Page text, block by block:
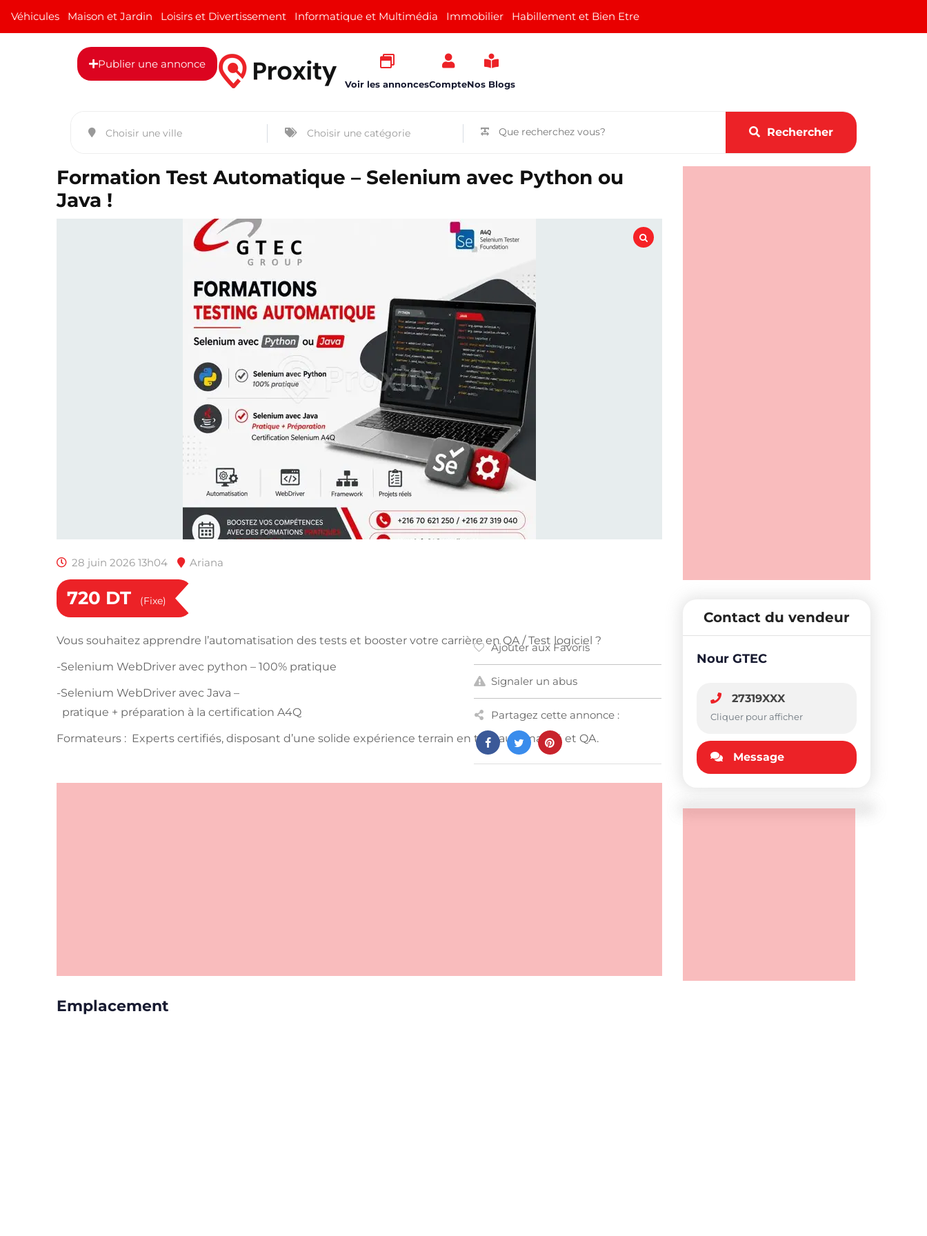
Véhicules Maison et Jardin Loisirs et Divertissement Informatique et Multimédia Immobilier Habillement et Bien Etre
Publier une annonce
Voir les annoncesCompteNos Blogs
Rechercher
Formation Test Automatique – Selenium avec Python ou
Java !
28 juin 2026 13h04 Ariana
720 DT (Fixe)
Vous souhaitez apprendre l’automatisation des tests et booster votre carrière en QA / Test logiciel ?
-Selenium WebDriver avec python – 100% pratique
-Selenium WebDriver avec Java –
pratique + préparation à la certification A4Q
Formateurs : Experts certifiés, disposant d’une solide expérience terrain en test automatisé et QA.
Ajouter aux Favoris
Signaler un abus
Partagez cette annonce :
Emplacement
Contact du vendeur
Nour GTEC
27319XXX
Cliquer pour afficher
Message